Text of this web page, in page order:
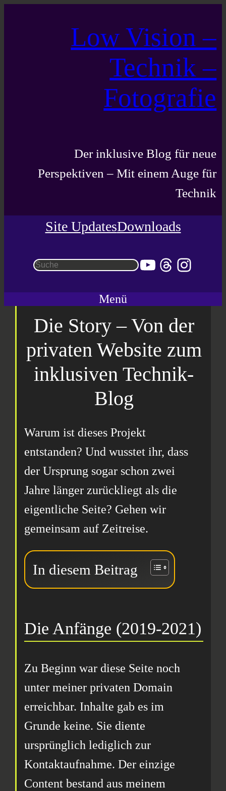
Low Vision –
Technik –
Fotografie
Der inklusive Blog für neue
Perspektiven – Mit einem Auge für
Technik
Site UpdatesDownloads
Suchen YouTube
Threads
Menü
Die Story – Von der
privaten Website zum
inklusiven Technik-
Blog
Warum ist dieses Projekt
entstanden? Und wusstet ihr, dass
der Ursprung sogar schon zwei
Jahre länger zurückliegt als die
eigentliche Seite? Gehen wir
gemeinsam auf Zeitreise.
In diesem Beitrag
Die Anfänge (2019-2021)
Zu Beginn war diese Seite noch
unter meiner privaten Domain
erreichbar. Inhalte gab es im
Grunde keine. Sie diente
ursprünglich lediglich zur
Kontaktaufnahme. Der einzige
Content bestand aus meinem